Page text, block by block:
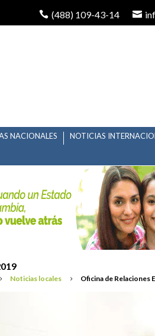
(488) 109-43-14
NACIONALES NOTICIAS
5 Noticias locales 5 Oficina de Relaciones
DE